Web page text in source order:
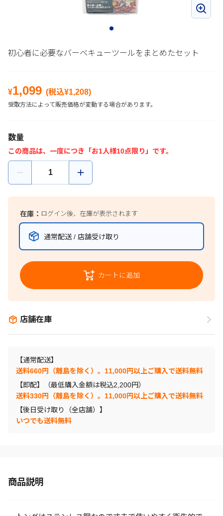
初心者に必要なバーベキューツールをまとめたセット
¥1,099 (税込¥1,208)
受取方法によって販売価格が変動する場合があります。
数量
この商品は、一度につき「お1人様10点限り」です。
在庫： ログイン後、在庫が表示されます
通常配送 / 店舗受け取り
カートに追加
店舗在庫
【通常配送】
送料660円（離島を除く）。11,000円以上ご購入で送料無料
【即配】（最低購入金額は税込2,200円）
送料330円（離島を除く）。11,000円以上ご購入で送料無料
【後日受け取り（全店舗）】
いつでも送料無料
商品説明